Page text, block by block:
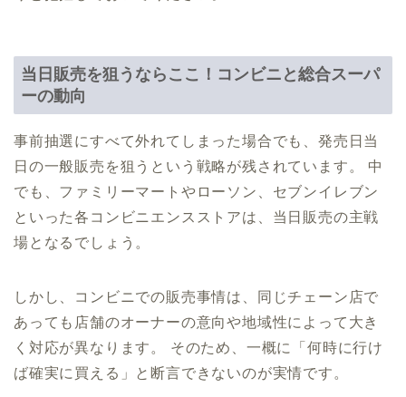
当日販売を狙うならここ！コンビニと総合スーパ
ーの動向
事前抽選にすべて外れてしまった場合でも、発売日当
日の一般販売を狙うという戦略が残されています。 中
でも、ファミリーマートやローソン、セブンイレブン
といった各コンビニエンスストアは、当日販売の主戦
場となるでしょう。
しかし、コンビニでの販売事情は、同じチェーン店で
あっても店舗のオーナーの意向や地域性によって大き
く対応が異なります。 そのため、一概に「何時に行け
ば確実に買える」と断言できないのが実情です。